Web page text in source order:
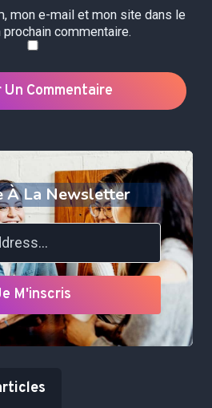
mon e-mail et mon site dans le
commentaire.
À La Newsletter
M'inscris